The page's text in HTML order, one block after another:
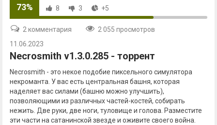
73% 8 3 +5
2 комментария
2 055 просмотров
11.06.2023
Necrosmith v1.3.0.285 - торрент
Necrosmith - это некое подобие пиксельного симулятора
некроманта. У вас есть центральная башня, которая
наделяет вас силами (башню можно улучшить),
позволяющими из различных частей-костей, собирать
нежить. Две руки, две ноги, туловище и голова. Разместите
эти части на сатанинской звезде и оживите своего война.